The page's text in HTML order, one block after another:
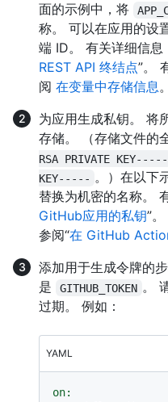
面的示例中，将
称。 可以在应用的设
端 ID。 有关详细信息
REST API 终结点”。
阅 在变量中存储信息。
为应用生成私钥。 将
存储。 （存储文件的
RSA PRIVATE KEY-----
KEY----- 。）在以下
替换为机密的名称。
GitHub应用的私钥”
参阅“在 GitHub
添加用于生成令牌的
是
GITHUB_TOKEN 。
过期。 例如：
YAML
on: